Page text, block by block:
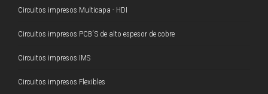
Circuitos impresos Multicapa - HDI
Circuitos impresos PCB´S de alto espesor de cobre
Circuitos impresos IMS
Circuitos impresos Flexibles